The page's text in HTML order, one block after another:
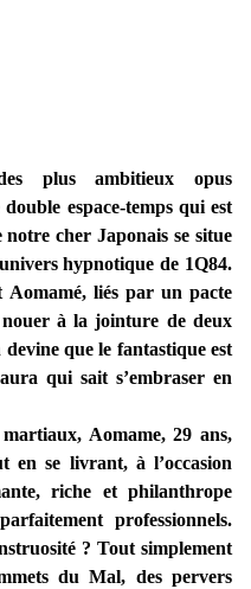
plus ambitieux opus
espace-temps qui est
cher Japonais se situe
hypnotique de 1Q84.
Aomamé, liés par un pacte
nouer à la jointure de deux
devine que le fantastique est
qui sait s’embraser en
Aomame, 29 ans,
en se livrant, à l’occasion
riche et philanthrope
professionnels.
? Tout simplement
du Mal, des pervers